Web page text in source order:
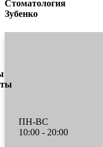
Стоматология
Зубенко
ПН-ВС
10:00 - 20:00